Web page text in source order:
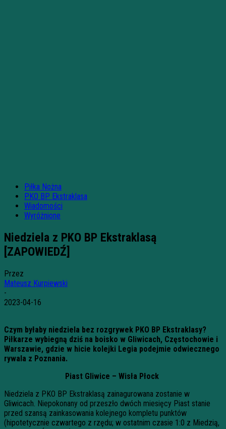
Piłka Nożna
PKO BP Ekstraklasa
Wiadomości
Wyróżnione
Niedziela z PKO BP Ekstraklasą
[ZAPOWIEDŹ]
Przez
Mateusz Kurpiewski
-
2023-04-16
Czym byłaby niedziela bez rozgrywek PKO BP Ekstraklasy?
Piłkarze wybiegną dziś na boisko w Gliwicach, Częstochowie i
Warszawie, gdzie w hicie kolejki Legia podejmie odwiecznego
rywala z Poznania.
Piast Gliwice – Wisła Płock
Niedziela z PKO BP Ekstraklasą zainagurowana zostanie w
Gliwicach. Niepokonany od przeszło dwóch miesięcy Piast stanie
przed szansą zainkasowania kolejnego kompletu punktów
(hipotetycznie czwartego z rzędu; w ostatnim czasie 1:0 z Miedzią,